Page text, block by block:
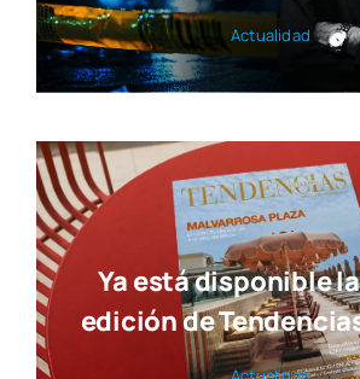
Actua­li­dad
Ya está disponible
edición de